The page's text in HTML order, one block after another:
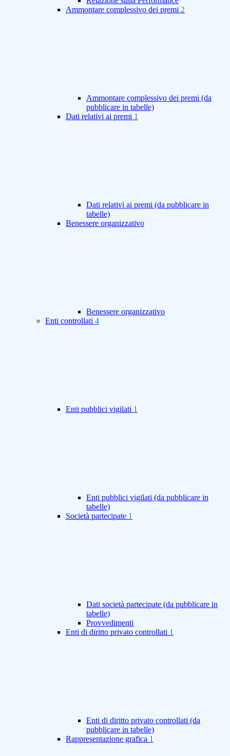
Ammontare complessivo dei premi 2
Ammontare complessivo dei premi (da
pubblicare in tabelle)
Dati relativi ai premi 1
Dati relativi ai premi (da pubblicare in
tabelle)
Benessere organizzativo
Benessere organizzativo
Enti controllati 4
Enti pubblici vigilati 1
Enti pubblici vigilati (da pubblicare in
tabelle)
Società partecipate 1
Dati società partecipate (da pubblicare in
tabelle)
Provvedimenti
Enti di diritto privato controllati 1
Enti di diritto privato controllati (da
pubblicare in tabelle)
Rappresentazione grafica 1